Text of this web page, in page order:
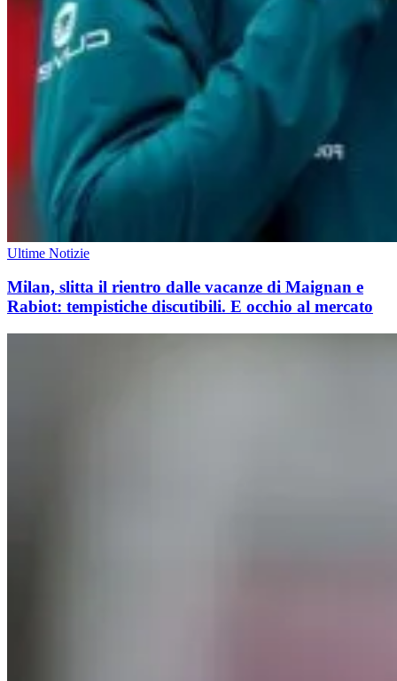
Ultime Notizie
Milan, slitta il rientro dalle vacanze di Maignan e
Rabiot: tempistiche discutibili. E occhio al mercato